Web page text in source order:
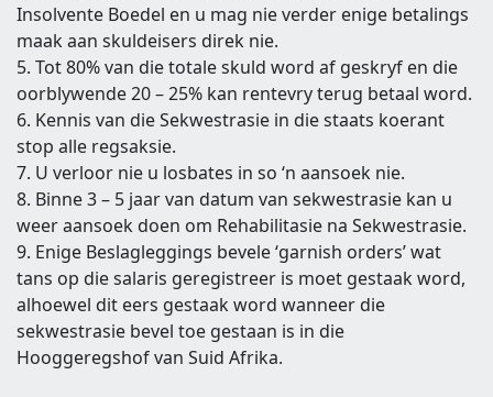
Insolvente Boedel en u mag nie verder enige betalings
maak aan skuldeisers direk nie.
5. Tot 80% van die totale skuld word af geskryf en die
oorblywende 20 – 25% kan rentevry terug betaal word.
6. Kennis van die Sekwestrasie in die staats koerant
stop alle regsaksie.
7. U verloor nie u losbates in so ‘n aansoek nie.
8. Binne 3 – 5 jaar van datum van sekwestrasie kan u
weer aansoek doen om Rehabilitasie na Sekwestrasie.
9. Enige Beslagleggings bevele ‘garnish orders’ wat
tans op die salaris geregistreer is moet gestaak word,
alhoewel dit eers gestaak word wanneer die
sekwestrasie bevel toe gestaan is in die
Hooggeregshof van Suid Afrika.